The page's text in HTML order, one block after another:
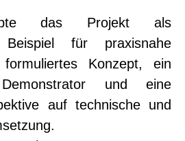
das Projekt als
Beispiel für praxisnahe
Konzept, ein
Demonstrator und eine
auf technische und